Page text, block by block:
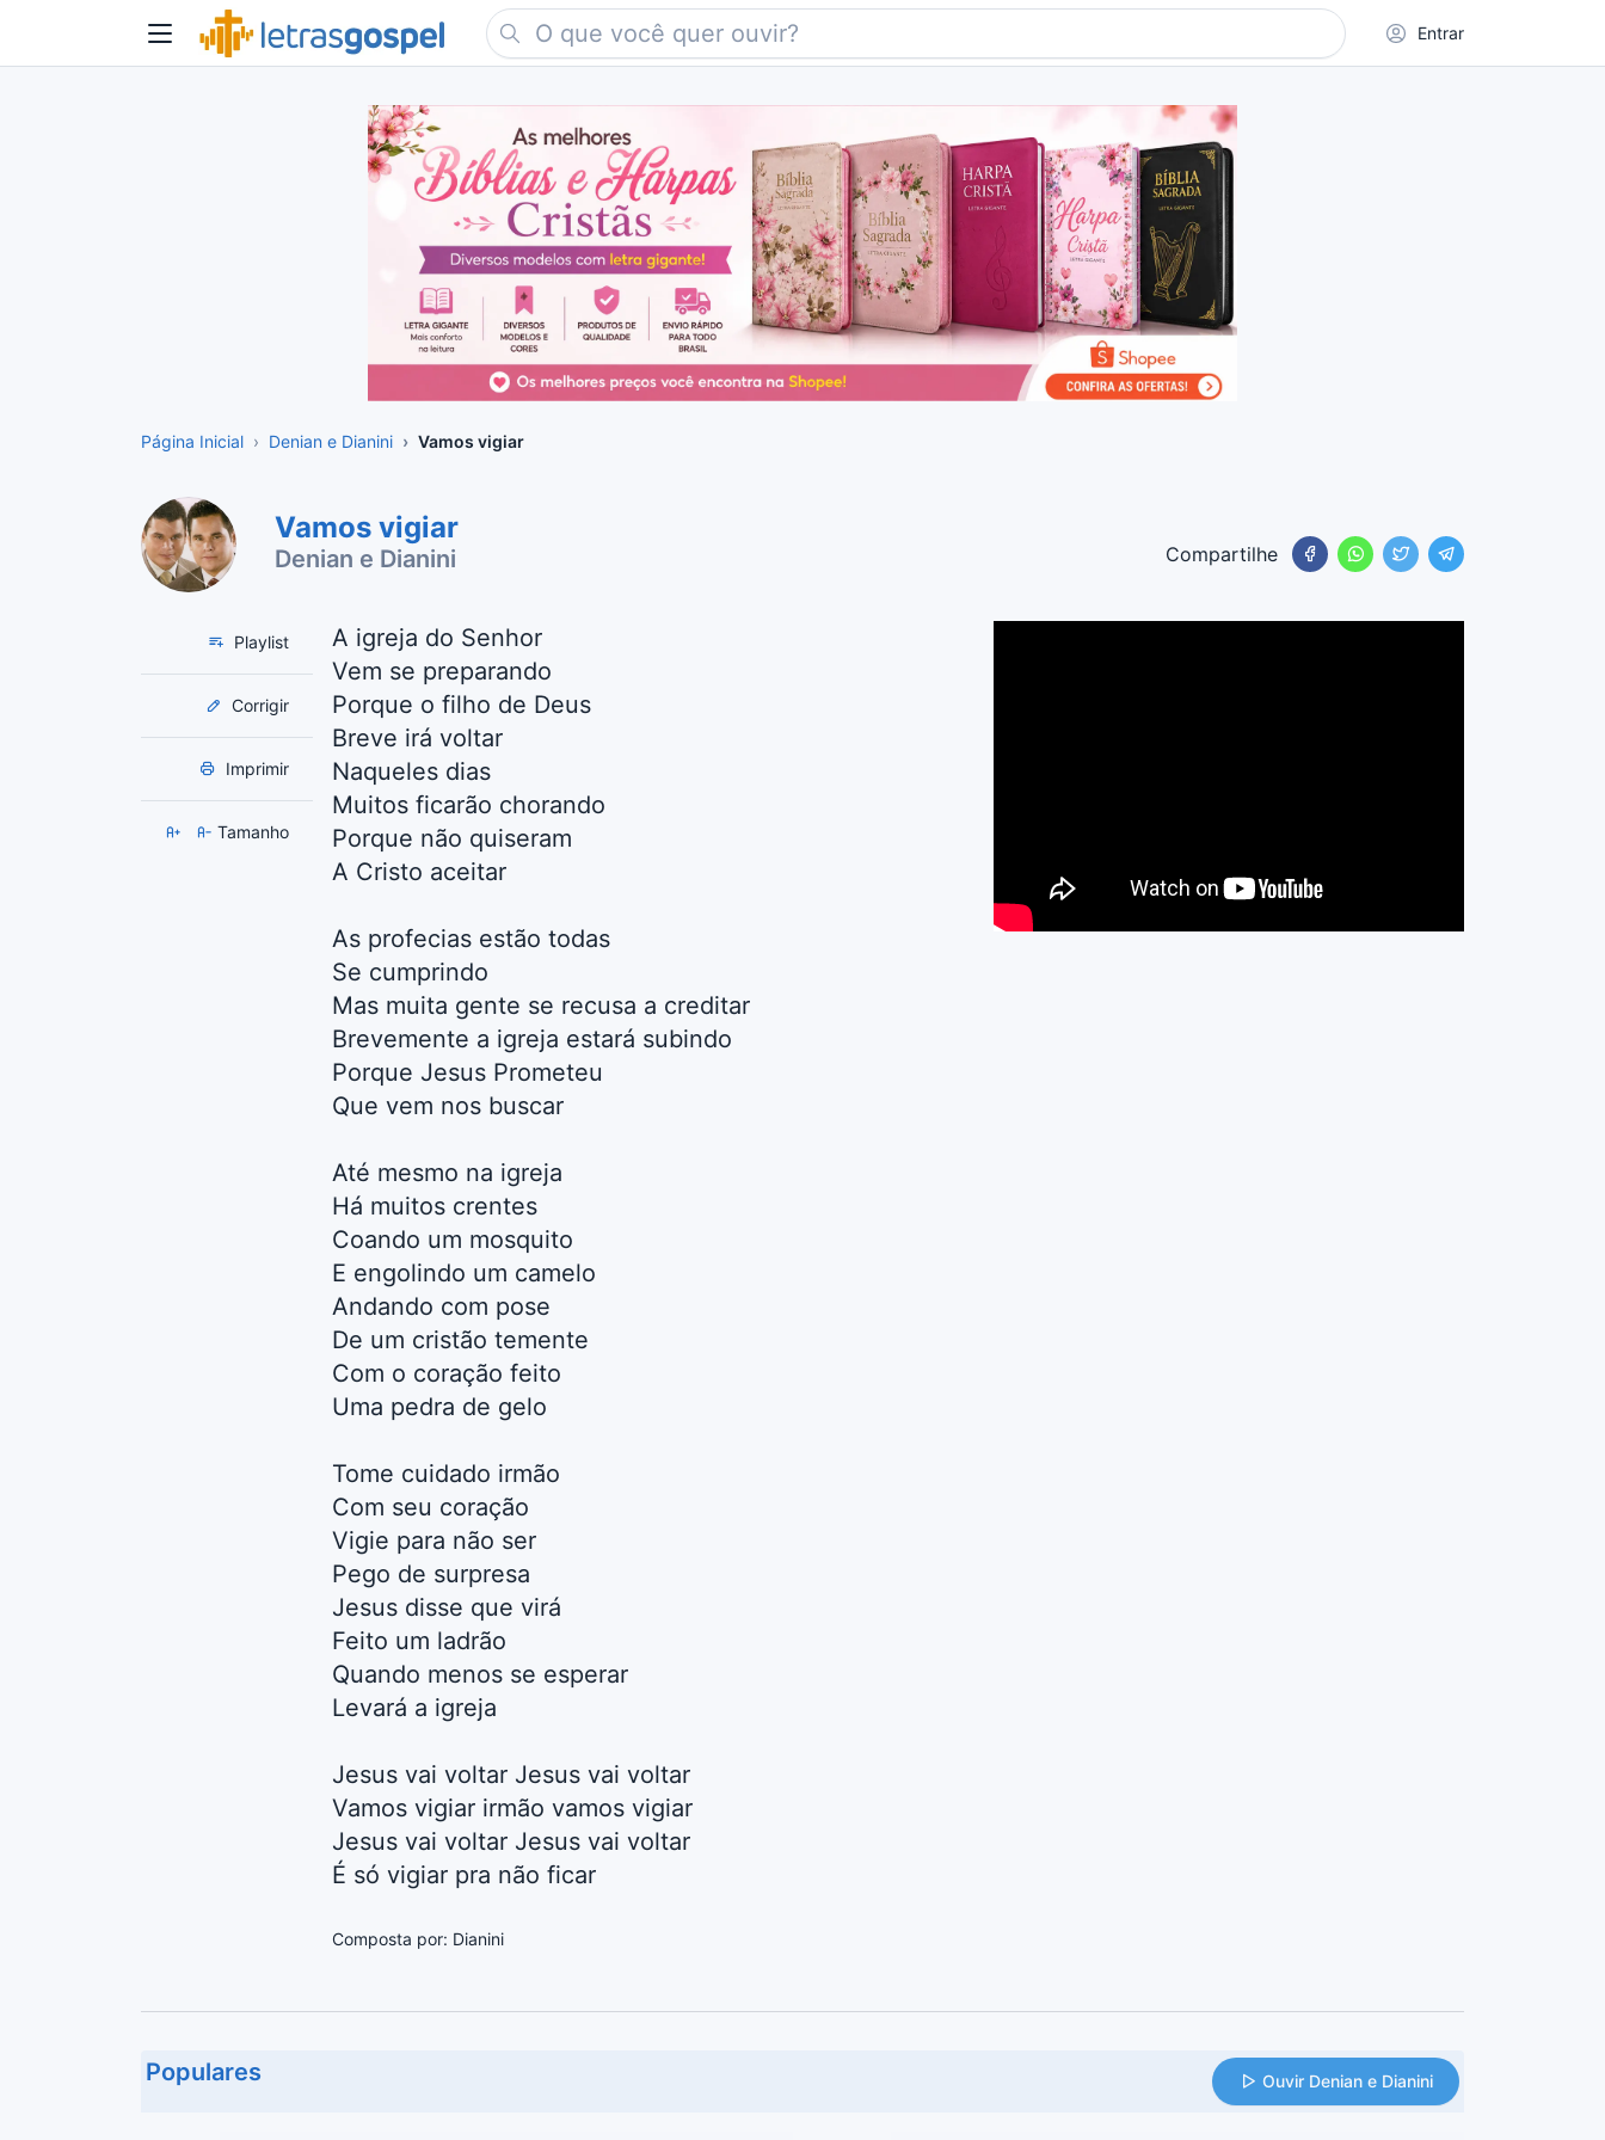
Entrar
Página Inicial Denian e Dianini Vamos vigiar
Vamos vigiar
Denian e Dianini Compartilhe
Playlist
Corrigir
Imprimir
Tamanho
A igreja do Senhor
Vem se preparando
Porque o filho de Deus
Breve irá voltar
Naqueles dias
Muitos ficarão chorando
Porque não quiseram
A Cristo aceitar
As profecias estão todas
Se cumprindo
Mas muita gente se recusa a creditar
Brevemente a igreja estará subindo
Porque Jesus Prometeu
Que vem nos buscar
Até mesmo na igreja
Há muitos crentes
Coando um mosquito
E engolindo um camelo
Andando com pose
De um cristão temente
Com o coração feito
Uma pedra de gelo
Tome cuidado irmão
Com seu coração
Vigie para não ser
Pego de surpresa
Jesus disse que virá
Feito um ladrão
Quando menos se esperar
Levará a igreja
Jesus vai voltar Jesus vai voltar
Vamos vigiar irmão vamos vigiar
Jesus vai voltar Jesus vai voltar
É só vigiar pra não ficar
Composta por: Dianini
Populares Ouvir Denian e Dianini